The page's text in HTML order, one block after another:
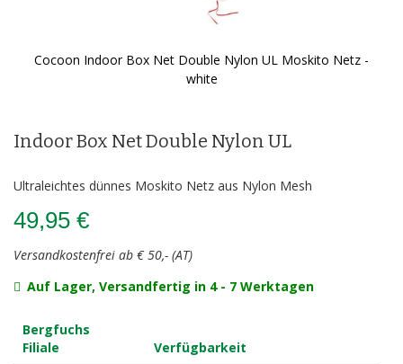
Cocoon Indoor Box Net Double Nylon UL Moskito Netz -
white
der
Indoor Box Net Double Nylon UL
Ultraleichtes dünnes Moskito Netz aus Nylon Mesh
49,95 €
Versandkostenfrei ab € 50,- (AT)
Auf Lager, Versandfertig in 4 - 7 Werktagen
Bergfuchs
Filiale
Verfügbarkeit